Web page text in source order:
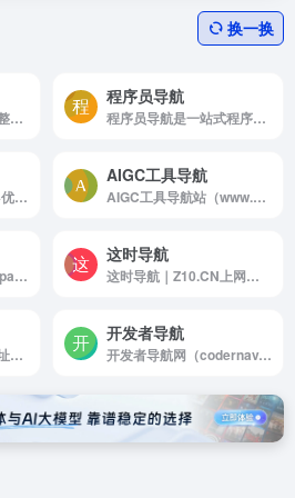
换一换
为广大网民精心筛选、整理国内外各类优秀的网站大全，更多人选择的资源网址导航
程序员导航
程序员导航是一站式程序员学习工作娱乐导航网站
全网导航网，汇聚800+优质导航网站入口，包括传统导航网、垂直导航、行业导航、AI导航、地域导航网站，助你一站直达10万+优质网站资源。
AIGC工具导航
AIGC工具导航站（www.aigc.cn）简称：AIGC导航，一个全网分类最全，收录最全的生成式人工智能工具导航平台，分类包括AI写作、AI绘画、AI视频、AI办公、AI数字人、AI设计、AI语音、AI音乐、AI论文、AI简历、AI智能体、文本转语音等AI工具。AIGC导航提供一站式AI工具导航服务，帮助用户快速找到能够提升工作效率和创...
COOL外链网盘-图床（pan.51cooltool.cn）提供大容量云存储服务
这时导航
这时导航｜Z10.CN上网从这时开始！这时导航集学习办公影音娱乐生活于一体，域名简单易记，网站简约优雅，方便快捷，欢迎您体验！
学习导航一站式学习网址导航网站，网罗学习资源学霸笔记助你自学成学霸
开发者导航
开发者导航网（codernav.com）收录了大量免费优质的AI人工智能、资源干货、在线工具等众多分类的网站，千余良心网站供您随时享用，是一个能够提高生活质量、工作效率和学习成绩的综合类导航网站。